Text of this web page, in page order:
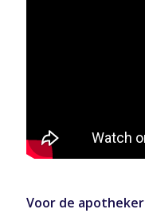
Voor de apotheker